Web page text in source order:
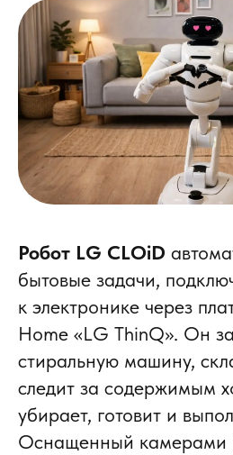
Робот LG CLOiD
бытовые задачи,
к электронике через
Home «LG ThinQ». Он
стиральную машину,
следит за содержимым
убирает, готовит и
Оснащенный камерами